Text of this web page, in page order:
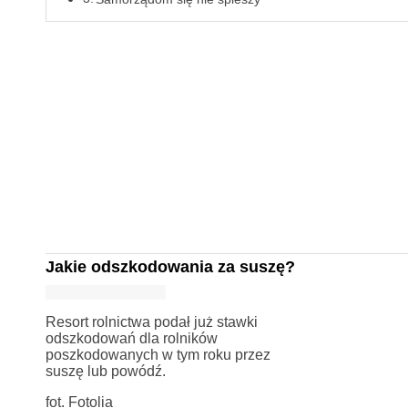
Jakie odszkodowania za suszę?
Resort rolnictwa podał już stawki
odszkodowań dla rolników
poszkodowanych w tym roku przez
suszę lub powódź.
fot. Fotolia